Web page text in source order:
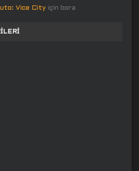
Vice City için bora